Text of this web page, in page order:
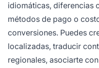
idiomáticas, diferencias
métodos de pago o
conversiones. Puedes
localizadas, traducir
regionales, asociarte